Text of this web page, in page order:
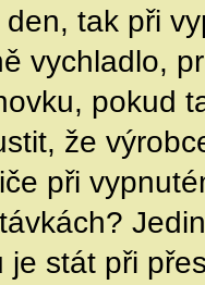
den, tak při
vychladlo,
pokud
že
při
je stát při